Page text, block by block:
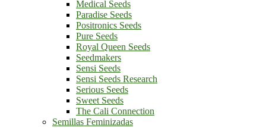
Medical Seeds
Paradise Seeds
Positronics Seeds
Pure Seeds
Royal Queen Seeds
Seedmakers
Sensi Seeds
Sensi Seeds Research
Serious Seeds
Sweet Seeds
The Cali Connection
Semillas Feminizadas